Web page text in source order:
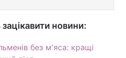
новини:
без м'яса: кращі